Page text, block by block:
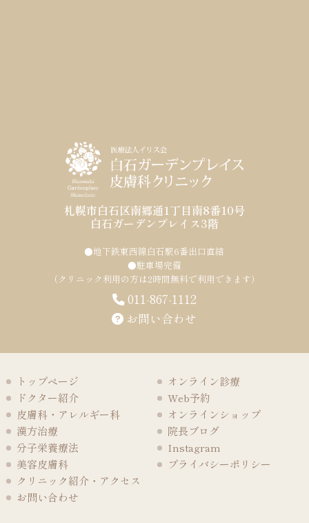
札幌市白石区南郷通1丁目南8番10号
白石ガーデンプレイス3階
●地下鉄東西線白石駅6番出口直結
●駐車場完備
（クリニック利用の方は2時間無料で利用できます）
011-867-1112
お問い合わせ
トップページ
ドクター紹介
皮膚科・アレルギー科
漢方治療
分子栄養療法
美容皮膚科
クリニック紹介・アクセス
お問い合わせ
オンライン診療
Web予約
オンラインショップ
院長ブログ
Instagram
プライバシーポリシー